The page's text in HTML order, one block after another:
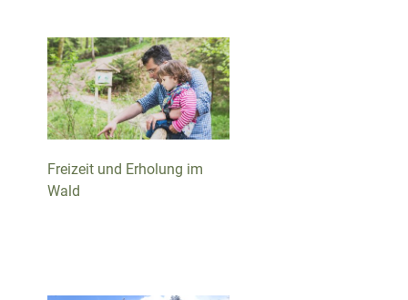
Freizeit und Erholung im
Wald